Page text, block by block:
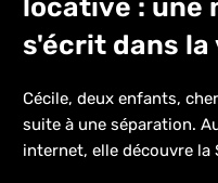
locative : une
s'écrit dans la
Cécile, deux enfants,
suite à une séparation.
internet, elle découvre la